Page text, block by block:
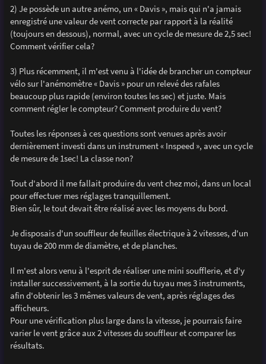
2) Je possède un autre anémo, un « Davis », mais qui n'a jamais
enregistré une valeur de vent correcte par rapport à la réalité
(toujours en dessous), normal, avec un cycle de mesure de 2,5 sec!
Comment vérifier cela?
3) Plus récemment, il m'est venu à l'idée de brancher un compteur
vélo sur l'anémomètre « Davis » pour un relevé des rafales
beaucoup plus rapide (environ toutes les sec) et juste. Mais
comment régler le compteur? Comment produire du vent?
Toutes les réponses à ces questions sont venues après avoir
dernièrement investi dans un instrument « Inspeed », avec un cycle
de mesure de 1sec! La classe non?
Tout d'abord il me fallait produire du vent chez moi, dans un local
pour effectuer mes réglages tranquillement.
Bien sûr, le tout devait être réalisé avec les moyens du bord.
Je disposais d'un souffleur de feuilles électrique à 2 vitesses, d'un
tuyau de 200 mm de diamètre, et de planches.
Il m'est alors venu à l'esprit de réaliser une mini soufflerie, et d'y
installer successivement, à la sortie du tuyau mes 3 instruments,
afin d'obtenir les 3 mêmes valeurs de vent, après réglages des
afficheurs.
Pour une vérification plus large dans la vitesse, je pourrais faire
varier le vent grâce aux 2 vitesses du souffleur et comparer les
résultats.